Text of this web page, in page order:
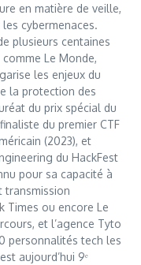
en matière de veille,
les cybermenaces.
plusieurs centaines
Le Monde,
les enjeux du
la protection des
du prix spécial du
du premier CTF
(2023), et
du HackFest
pour sa capacité à
transmission
Times ou encore Le
et l’agence Tyto
personnalités tech les
aujourd’hui 9ᵉ